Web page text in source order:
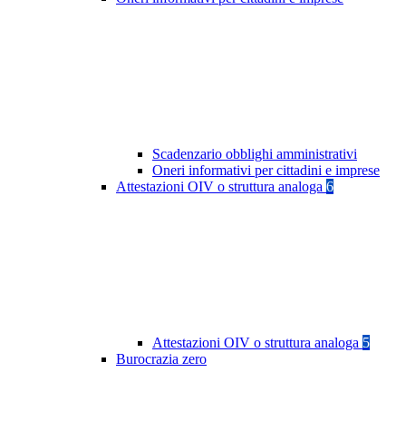
Scadenzario obblighi amministrativi
Oneri informativi per cittadini e imprese
Attestazioni OIV o struttura analoga 6
Attestazioni OIV o struttura analoga 5
Burocrazia zero